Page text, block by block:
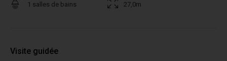
1 salles de bains 27,0m
Visite guidée